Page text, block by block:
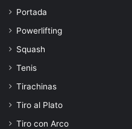
Portada
Powerlifting
Squash
Tenis
Tirachinas
Tiro al Plato
Tiro con Arco